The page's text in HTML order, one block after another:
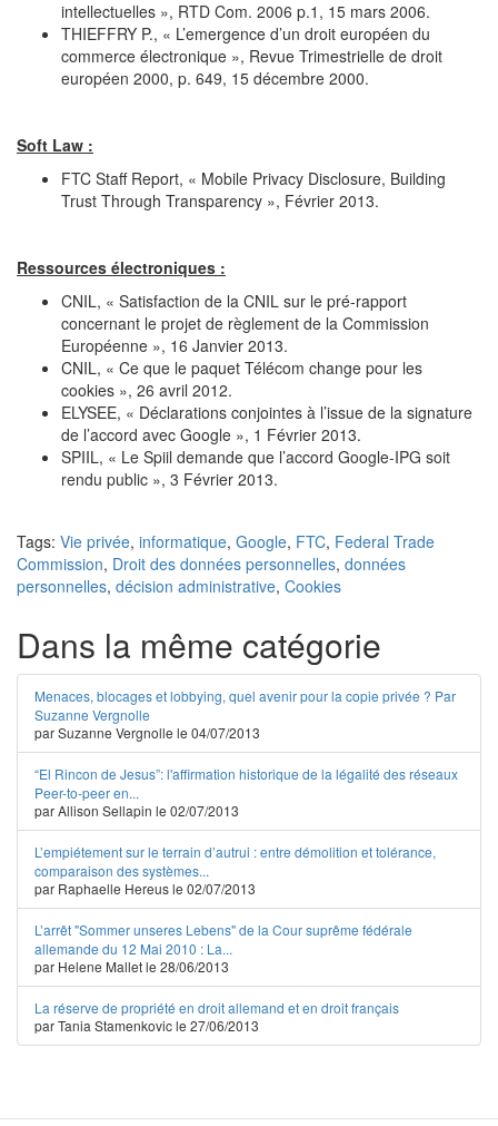
intellectuelles », RTD Com. 2006 p.1, 15 mars 2006.
THIEFFRY P., « L’emergence d’un droit européen du
commerce électronique », Revue Trimestrielle de droit
européen 2000, p. 649, 15 décembre 2000.
Soft Law :
FTC Staff Report, « Mobile Privacy Disclosure, Building
Trust Through Transparency », Février 2013.
Ressources électroniques :
CNIL, « Satisfaction de la CNIL sur le pré-rapport
concernant le projet de règlement de la Commission
Européenne », 16 Janvier 2013.
CNIL, « Ce que le paquet Télécom change pour les
cookies », 26 avril 2012.
ELYSEE, « Déclarations conjointes à l’issue de la signature
de l’accord avec Google », 1 Février 2013.
SPIIL, « Le Spiil demande que l’accord Google-IPG soit
rendu public », 3 Février 2013.
Tags: Vie privée, informatique, Google, FTC, Federal Trade
Commission, Droit des données personnelles, données
personnelles, décision administrative, Cookies
Dans la même catégorie
Menaces, blocages et lobbying, quel avenir pour la copie privée ? Par
Suzanne Vergnolle
par Suzanne Vergnolle le 04/07/2013
“El Rincon de Jesus”: l'affirmation historique de la légalité des réseaux
Peer-to-peer en...
par Allison Sellapin le 02/07/2013
L’empiétement sur le terrain d’autrui : entre démolition et tolérance,
comparaison des systèmes...
par Raphaelle Hereus le 02/07/2013
L’arrêt "Sommer unseres Lebens" de la Cour suprême fédérale
allemande du 12 Mai 2010 : La...
par Helene Mallet le 28/06/2013
La réserve de propriété en droit allemand et en droit français
par Tania Stamenkovic le 27/06/2013